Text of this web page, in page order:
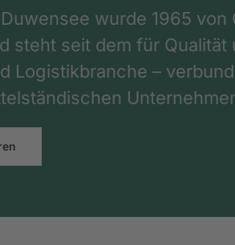
wurde 1965
steht seit dem für
Logistikbranche –